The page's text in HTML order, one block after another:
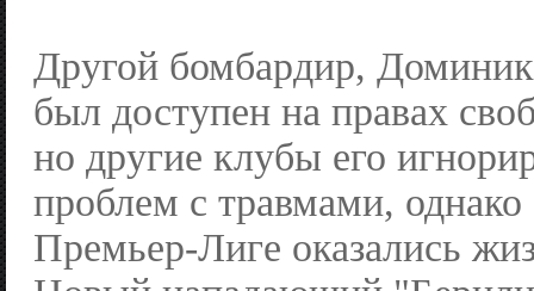
Другой бомбардир,
был доступен на правах
но другие клубы его
проблем с травмами, однако
Премьер-Лиге оказались